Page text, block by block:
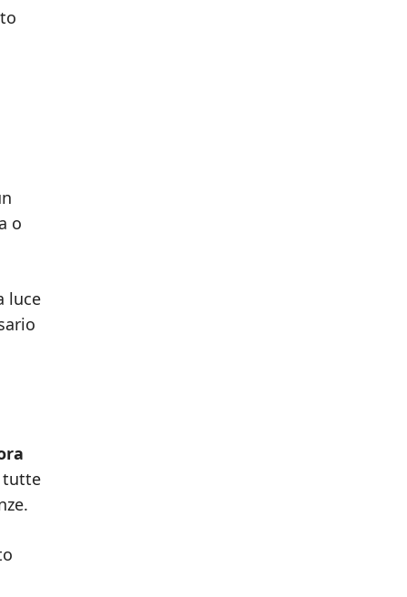
o
luce
tutte